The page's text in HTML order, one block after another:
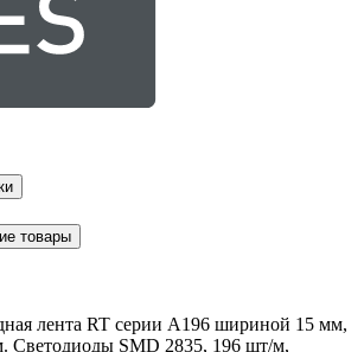
товары
лента RT серии A196 шириной 15 мм,
Светодиоды SMD 2835, 196 шт/м,